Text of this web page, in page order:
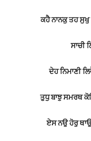
ਕਹੈ ਨਾਨਕੁ ਤਹ
ਸਾਚੀ
ਦੇਹ ਨਿਮਾਣੀ
ਤੁਧੁ ਬਾਝੁ ਸਮਰਥ
ਏਸ ਨਉ ਹੋਰੁ ਥਾਉ